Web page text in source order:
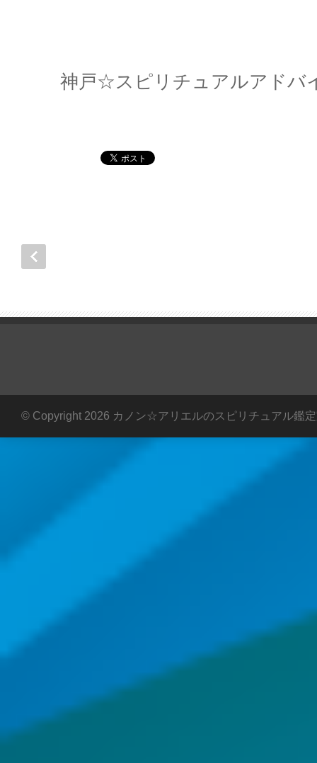
神戸☆スピリチュアルアドバ
© Copyright 2026 カノン☆アリエルのスピリチュアル鑑